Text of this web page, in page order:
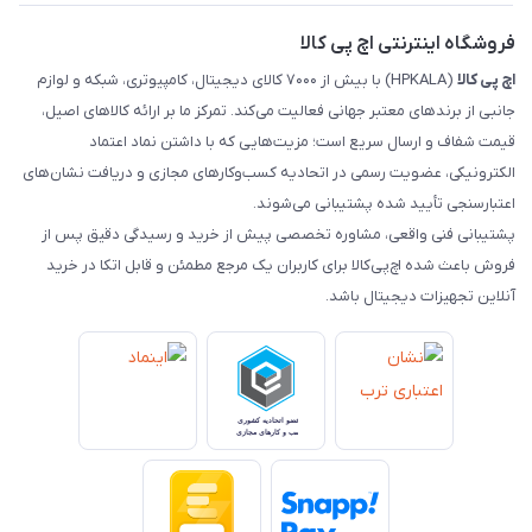
رهگیری مرسولات ماهکس
فروشگاه اینترنتی اچ پی کالا
اچ‌ پی‌ کالا
(HPKALA) با بیش از ۷۰۰۰ کالای دیجیتال، کامپیوتری، شبکه و لوازم
جانبی از برندهای معتبر جهانی فعالیت می‌کند. تمرکز ما بر ارائه کالاهای اصیل،
قیمت شفاف و ارسال سریع است؛ مزیت‌هایی که با داشتن نماد اعتماد
الکترونیکی، عضویت رسمی در اتحادیه کسب‌وکارهای مجازی و دریافت نشان‌های
اعتبارسنجی تأیید شده پشتیبانی می‌شوند.
پشتیبانی فنی واقعی، مشاوره تخصصی پیش از خرید و رسیدگی دقیق پس از
فروش باعث شده اچ‌پی‌کالا برای کاربران یک مرجع مطمئن و قابل اتکا در خرید
آنلاین تجهیزات دیجیتال باشد.